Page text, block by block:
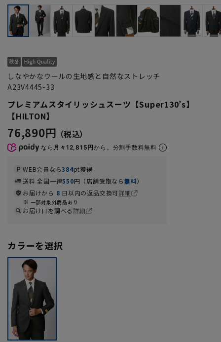
しなやかなウールの生地感と自然なストレッチ
A23V4445-33
プレミアムスタイリッシュスーツ【Super130’s】
【HILTON】
76,890円
なら 月々12,815円から。分割手数料無料
WEB会員なら384pt獲得
送料 全国一律550円（店舗受取なら無料）
お届けから 8 日以内の返品交換可詳細
一部対象外商品あり
お届け日を調べる詳細
カラーを選択